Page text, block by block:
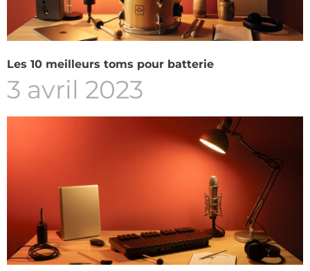
Les 10 meilleurs toms pour batterie
3 avril 2023